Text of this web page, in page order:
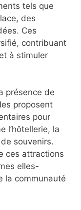
tels que
des
Ces
contribuant
à stimuler
présence de
proposent
pour
l’hôtellerie, la
souvenirs.
ces attractions
elles-
la communauté